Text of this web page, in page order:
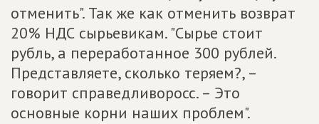
отменить". Так же как отменить возврат
20% НДС сырьевикам. "Сырье стоит
рубль, а переработанное 300 рублей.
Представляете, сколько теряем?, –
говорит справедливоросс. – Это
основные корни наших проблем".